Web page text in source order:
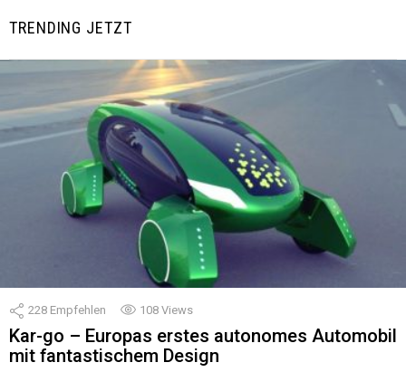
TRENDING JETZT
228 Empfehlen 108 Views
Kar-go – Europas erstes autonomes Automobil
mit fantastischem Design